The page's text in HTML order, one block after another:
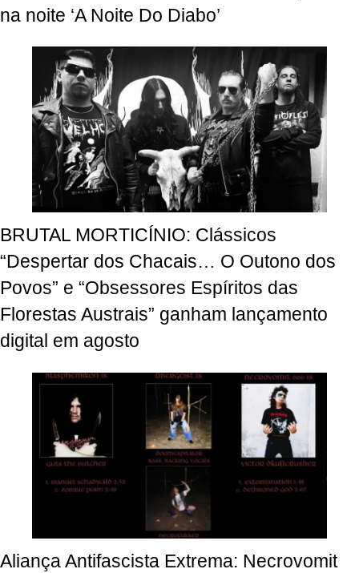
na noite ‘A Noite Do Diabo’
BRUTAL MORTICÍNIO: Clássicos
“Despertar dos Chacais… O Outono dos
Povos” e “Obsessores Espíritos das
Florestas Austrais” ganham lançamento
digital em agosto
Aliança Antifascista Extrema: Necrovomit